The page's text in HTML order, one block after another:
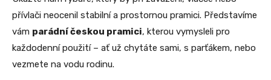
přívlači neocenil stabilní a prostornou pramici. Představíme
vám parádní českou pramici, kterou vymysleli pro
každodenní použití – ať už chytáte sami, s parťákem, nebo
vezmete na vodu rodinu.